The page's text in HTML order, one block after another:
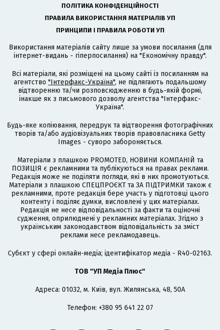
ПОЛІТИКА КОНФІДЕНЦІЙНОСТІ
ПРАВИЛА ВИКОРИСТАННЯ МАТЕРІАЛІВ УП
ПРИНЦИПИ І ПРАВИЛА РОБОТИ УП
Використання матеріалів сайту лише за умови посилання (для
інтернет-видань - гіперпосилання) на "Економічну правду".
Всі матеріали, які розміщені на цьому сайті із посиланням на
агентство "Інтерфакс-Україна", не підлягають подальшому
відтворенню та/чи розповсюдженню в будь-якій формі,
інакше як з письмового дозволу агентства "Інтерфакс-
Україна".
Будь-яке копіювання, передрук та відтворення фотографічних
творів та/або аудіовізуальних творів правовласника Getty
Images - суворо забороняється.
Матеріали з плашкою PROMOTED, НОВИНИ КОМПАНІЙ та
ПОЗИЦІЯ є рекламними та публікуються на правах реклами.
Редакція може не поділяти погляди, які в них промотуються.
Матеріали з плашкою СПЕЦПРОЄКТ та ЗА ПІДТРИМКИ також є
рекламними, проте редакція бере участь у підготовці цього
контенту і поділяє думки, висловлені у цих матеріалах.
Редакція не несе відповідальності за факти та оціночні
судження, оприлюднені у рекламних матеріалах. Згідно з
українським законодавством відповідальність за зміст
реклами несе рекламодавець.
Cубєкт у сфері онлайн-медіа; ідентифікатор медіа - R40-02163.
ТОВ "УП Медіа Плюс"
Адреса: 01032, м. Київ, вул. Жилянська, 48, 50А
Телефон: +380 95 641 22 07